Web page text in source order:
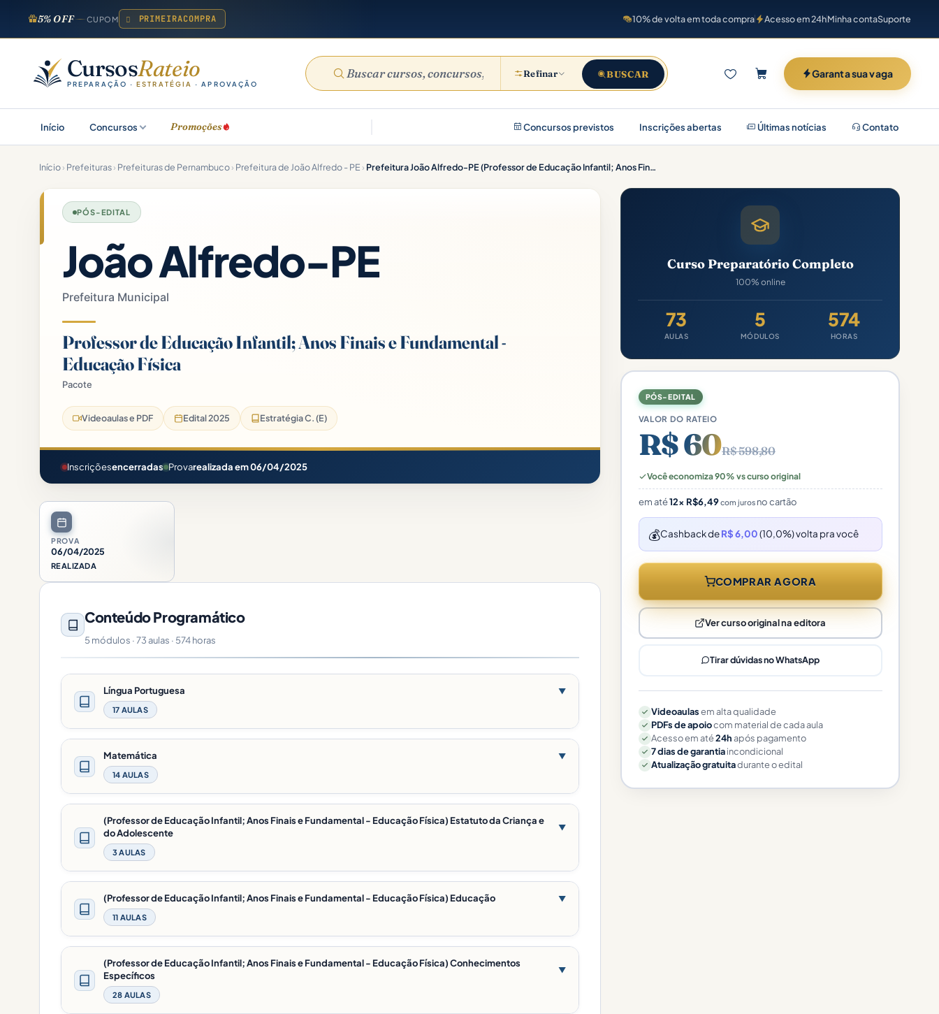
5% OFF CUPOM PRIMEIRACOMPRA 10% de volta em toda compra Acesso em 24hMinha contaSuporte
CursosRateio
PREPARAÇÃO ·ESTRATÉGIA · APROVAÇÃO
Refinar BUSCAR Garanta sua vaga
Início Concursos Promoções Concursos previstos Inscrições abertas Últimas notícias Contato
Início› Prefeituras› Prefeituras de Pernambuco› Prefeitura de João Alfredo - PE › Prefeitura João Alfredo-PE (Professor de Educação Infantil; Anos Finais e Fundamental – Educação Física) Pacote – 2025 (Pós-Edital)
PÓS-EDITAL
João Alfredo-PE
Prefeitura Municipal
Professor de Educação Infantil; Anos Finais e Fundamental -
Educação Física
Pacote
Videoaulas e PDF Edital 2025 Estratégia C. (E)
Inscriçõesencerradas Provarealizada em 06/04/2025
Curso Preparatório Completo
100% online
73
AULAS
5
MÓDULOS
574
HORAS
PROVA
06/04/2025
REALIZADA
Conteúdo Programático
5 módulos · 73 aulas · 574 horas
Língua Portuguesa
17 AULAS
▼
Matemática
14 AULAS
▼
(Professor de Educação Infantil; Anos Finais e Fundamental - Educação Física) Estatuto da Criança e
do Adolescente
3 AULAS
▼
(Professor de Educação Infantil; Anos Finais e Fundamental - Educação Física) Educação
11 AULAS
▼
(Professor de Educação Infantil; Anos Finais e Fundamental - Educação Física) Conhecimentos
Específicos
28 AULAS
▼
PÓS-EDITAL
VALOR DO RATEIO
R$ 60R$ 598,80
Você economiza 90% vs curso original
em até12× R$6,49com jurosno cartão
💰Cashback deR$ 6,00(10,0%) volta pra você
COMPRAR AGORA
Ver curso original na editora
Tirar dúvidas no WhatsApp
Videoaulasem alta qualidade
PDFs de apoiocom material de cada aula
Acesso em até24hapós pagamento
7 dias de garantiaincondicional
Atualização gratuitadurante o edital